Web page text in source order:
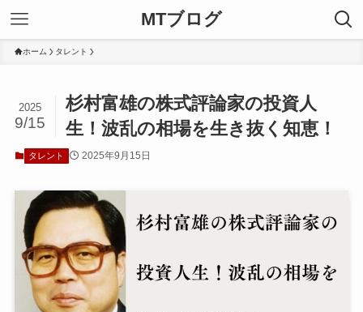
MTブログ
ホーム タレント
杉村富雄の株式評論家の投資人
生！波乱の相場を生き抜く知恵！
2025
9/15
タレント 2025年9月15日